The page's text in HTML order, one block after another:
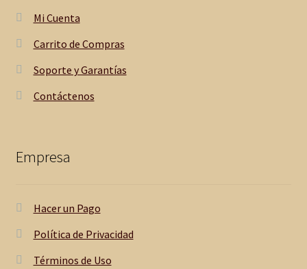
Mi Cuenta
Carrito de Compras
Soporte y Garantías
Contáctenos
Empresa
Hacer un Pago
Política de Privacidad
Términos de Uso